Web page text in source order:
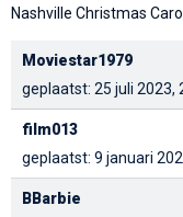
Nashville Christmas
Moviestar1979
geplaatst: 25 juli 2023,
film013
geplaatst: 9 januari
BBarbie